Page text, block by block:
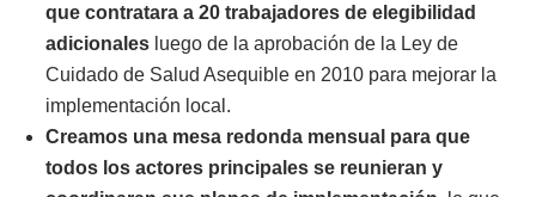
que contratara a 20 trabajadores de elegibilidad
adicionales luego de la aprobación de la Ley de
Cuidado de Salud Asequible en 2010 para mejorar la
implementación local.
Creamos una mesa redonda mensual para que
todos los actores principales se reunieran y